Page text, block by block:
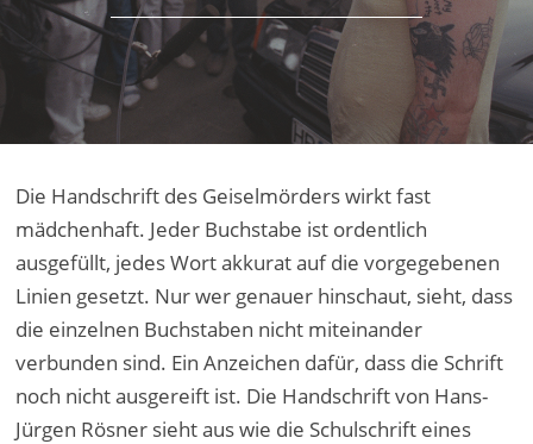
Die Handschrift des Geiselmörders wirkt fast
mädchenhaft. Jeder Buchstabe ist ordentlich
ausgefüllt, jedes Wort akkurat auf die vorgegebenen
Linien gesetzt. Nur wer genauer hinschaut, sieht, dass
die einzelnen Buchstaben nicht miteinander
verbunden sind. Ein Anzeichen dafür, dass die Schrift
noch nicht ausgereift ist. Die Handschrift von Hans-
Jürgen Rösner sieht aus wie die Schulschrift eines